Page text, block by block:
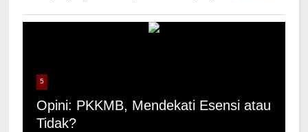
5
Opini: PKKMB, Mendekati Esensi atau
Tidak?